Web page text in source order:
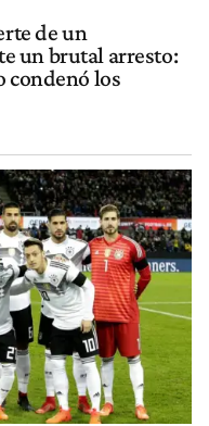
de un
un brutal arresto:
condenó los